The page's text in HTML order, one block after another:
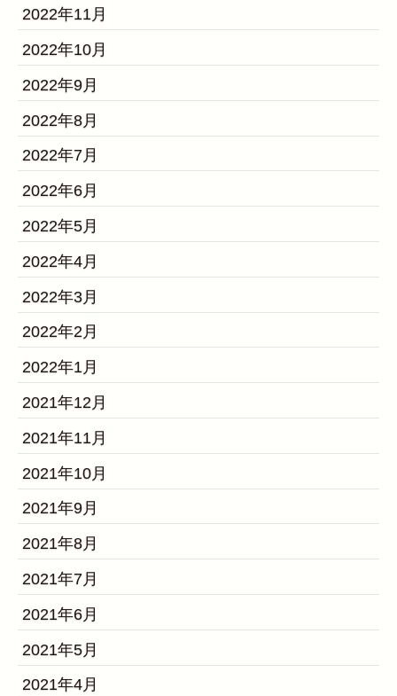
2022年11月
2022年10月
2022年9月
2022年8月
2022年7月
2022年6月
2022年5月
2022年4月
2022年3月
2022年2月
2022年1月
2021年12月
2021年11月
2021年10月
2021年9月
2021年8月
2021年7月
2021年6月
2021年5月
2021年4月